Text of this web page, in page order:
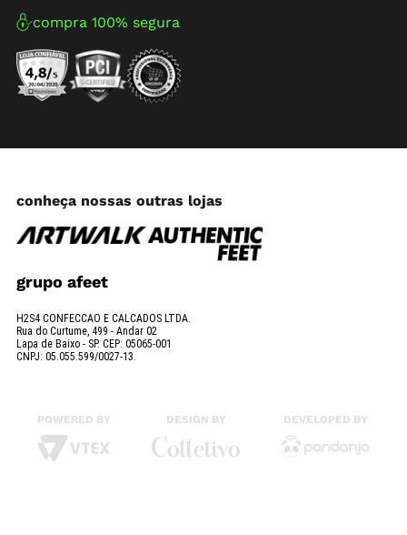
compra 100% segura
conheça nossas outras lojas
grupo afeet
H2S4 CONFECCAO E CALCADOS LTDA.
Rua do Curtume, 499 - Andar 02
Lapa de Baixo - SP. CEP: 05065-001
CNPJ: 05.055.599/0027-13.
POWERED BY DESIGN BY DEVELOPED BY